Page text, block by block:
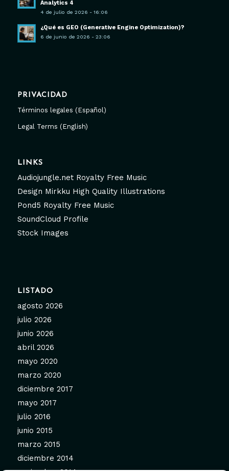
Analytics 4
4 de julio de 2026 - 16:06
¿Qué es GEO (Generative Engine Optimization)?
6 de junio de 2026 - 23:06
PRIVACIDAD
Términos legales (Español)
Legal Terms (English)
LINKS
Audiojungle.net Royalty Free Music
Design Mirkku High Quality Illustrations
Pond5 Royalty Free Music
SoundCloud Profile
Stock Images
LISTADO
agosto 2026
julio 2026
junio 2026
abril 2026
mayo 2020
marzo 2020
diciembre 2017
mayo 2017
julio 2016
junio 2015
marzo 2015
diciembre 2014